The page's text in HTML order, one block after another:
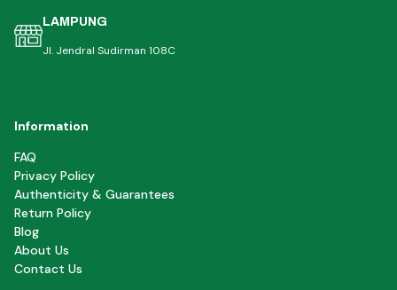
LAMPUNG
Jl. Jendral Sudirman 108C
Information
FAQ
Privacy Policy
Authenticity & Guarantees
Return Policy
Blog
About Us
Contact Us